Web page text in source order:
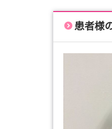
★ワンデー看護体験＆先輩交流会★
・随時受付中（平日でご希望日を
実際に働く先輩看護師の話を聞き
ご参加をご希望の方は、マイナビ
日程はご都合に合わせて調整いたし
また、中途入職・転職をご検討中
患者様